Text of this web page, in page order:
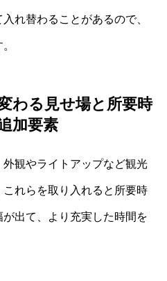
れ替わることがあるので、
わる見せ場と所要時
加要素
観やライトアップなど観光
れらを取り入れると所要時
出て、より充実した時間を